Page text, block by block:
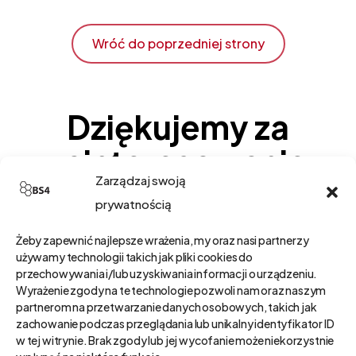
Zarządzaj swoją
prywatnością
Żeby zapewnić najlepsze wrażenia, my oraz nasi partnerzy
używamy technologii takich jak pliki cookies do
przechowywania i/lub uzyskiwania informacji o urządzeniu.
Wyrażenie zgody na te technologie pozwoli nam oraz naszym
partnerom na przetwarzanie danych osobowych, takich jak
zachowanie podczas przeglądania lub unikalny identyfikator ID
w tej witrynie. Brak zgody lub jej wycofanie może niekorzystnie
Wróć do poprzedniej strony
Dziękujemy za
zainteresowanie
naszym
programem
!
Dzięki low-code zapewniamy elastyczność
zmian w programie. Chcemy, aby nasz system
był idealnie dostosowany do potrzeb